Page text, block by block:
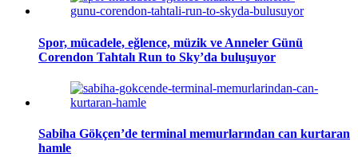
Spor, mücadele, eğlence, müzik ve Anneler Günü
Corendon Tahtalı Run to Sky’da buluşuyor
Sabiha Gökçen’de terminal memurlarından can kurtaran
hamle